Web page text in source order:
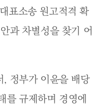
표소송 원고적격 확
과 차별성을 찾기 어
, 정부가 이윤을 배당
를 규제하며 경영에